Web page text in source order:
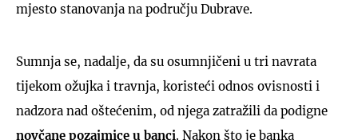
mjesto stanovanja na području Dubrave.
Sumnja se, nadalje, da su osumnjičeni u tri navrata
tijekom ožujka i travnja, koristeći odnos ovisnosti i
nadzora nad oštećenim, od njega zatražili da podigne
novčane pozajmice u banci. Nakon što je banka